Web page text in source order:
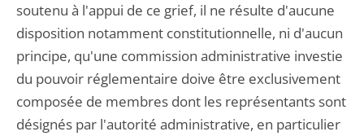
soutenu à l'appui de ce grief, il ne résulte d'aucune
disposition notamment constitutionnelle, ni d'aucun
principe, qu'une commission administrative investie
du pouvoir réglementaire doive être exclusivement
composée de membres dont les représentants sont
désignés par l'autorité administrative, en particulier